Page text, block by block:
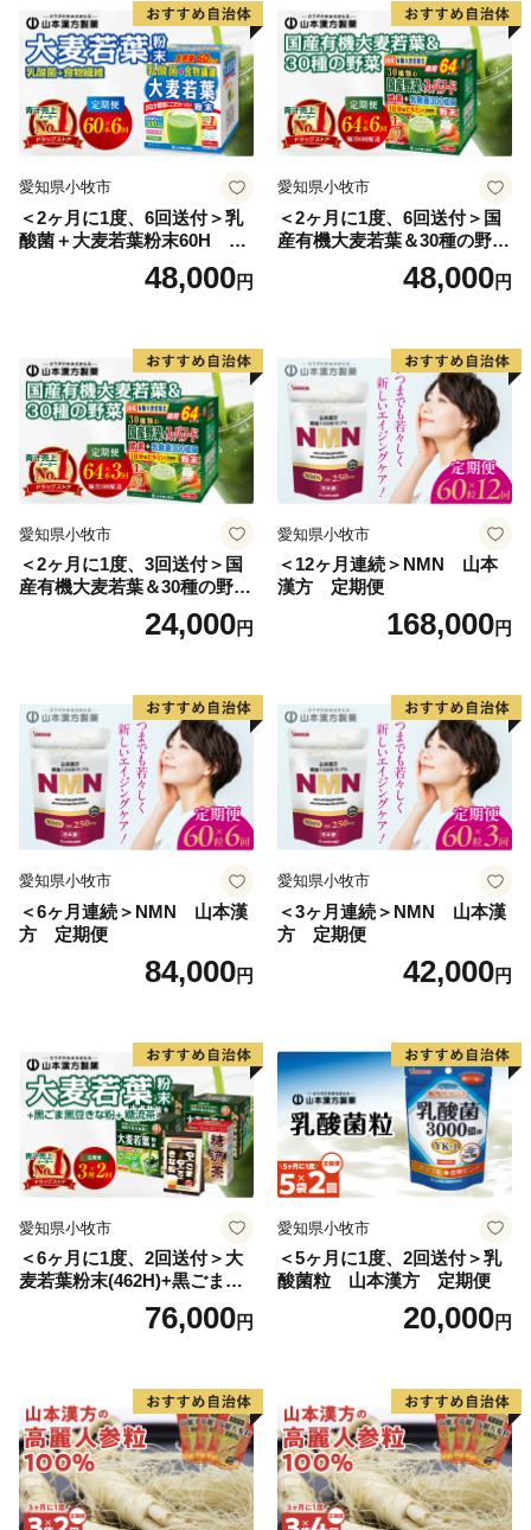
愛知県小牧市
＜2ヶ月に1度、6回送付＞乳
酸菌＋大麦若葉粉末60H 山
48,000円
愛知県小牧市
＜2ヶ月に1度、6回送付＞国
産有機大麦若葉＆30種の野
菜 山本漢方 定期便
48,000円
愛知県小牧市
＜2ヶ月に1度、3回送付＞国
産有機大麦若葉＆30種の野
菜 山本漢方 定期便
24,000円
愛知県小牧市
＜12ヶ月連続＞NMN 山本
漢方 定期便
168,000円
愛知県小牧市
＜6ヶ月連続＞NMN 山本漢
方 定期便
84,000円
愛知県小牧市
＜3ヶ月連続＞NMN 山本漢
方 定期便
42,000円
愛知県小牧市
＜6ヶ月に1度、2回送付＞大
麦若葉粉末(462H)+黒ごま黒
豆きな粉+ 糖流茶 山本漢
76,000円
愛知県小牧市
＜5ヶ月に1度、2回送付＞乳
酸菌粒 山本漢方 定期便
20,000円